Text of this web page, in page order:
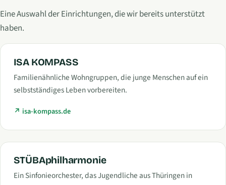
Eine Auswahl der Einrichtungen, die wir bereits unterstützt
haben.
ISA KOMPASS
Familienähnliche Wohngruppen, die junge Menschen auf ein
selbstständiges Leben vorbereiten.
isa-kompass.de
STÜBAphilharmonie
Ein Sinfonieorchester, das Jugendliche aus Thüringen in